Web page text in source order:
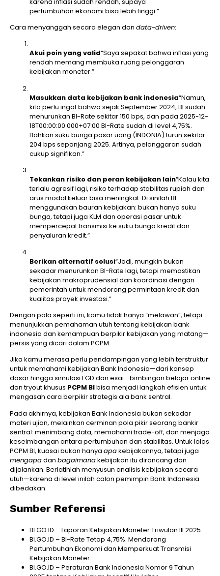
pertumbuhan ekonomi bisa lebih tinggi.”
Cara menyanggah secara elegan dan data-driven:
Akui poin yang valid“Saya sepakat bahwa inflasi yang
rendah memang membuka ruang pelonggaran
kebijakan moneter.”
Masukkan data kebijakan bank indonesia“Namun,
kita perlu ingat bahwa sejak September 2024, BI sudah
menurunkan BI-Rate sekitar 150 bps, dan pada 2025-12-
18T00:00:00.000+07:00 BI-Rate sudah di level 4,75%.
Bahkan suku bunga pasar uang (INDONIA) turun sekitar
204 bps sepanjang 2025. Artinya, pelonggaran sudah
cukup signifikan.”
Tekankan risiko dan peran kebijakan lain“Kalau kita
terlalu agresif lagi, risiko terhadap stabilitas rupiah dan
arus modal keluar bisa meningkat. Di sinilah BI
menggunakan bauran kebijakan: bukan hanya suku
bunga, tetapi juga KLM dan operasi pasar untuk
mempercepat transmisi ke suku bunga kredit dan
penyaluran kredit.”
Berikan alternatif solusi“Jadi, mungkin bukan
sekadar menurunkan BI-Rate lagi, tetapi memastikan
kebijakan makroprudensial dan koordinasi dengan
pemerintah untuk mendorong permintaan kredit dan
kualitas proyek investasi.”
Dengan pola seperti ini, kamu tidak hanya “melawan”, tetapi
menunjukkan pemahaman utuh tentang kebijakan bank
indonesia dan kemampuan berpikir kebijakan yang matang—
persis yang dicari dalam PCPM.
Jika kamu merasa perlu pendampingan yang lebih terstruktur
untuk memahami kebijakan Bank Indonesia—dari konsep
dasar hingga simulasi FGD dan esai—bimbingan belajar online
dan tryout khusus PCPM BIbisa menjadi langkah efisien untuk
mengasah cara berpikir strategis ala bank sentral.
Pada akhirnya, kebijakan Bank Indonesia bukan sekadar
materi ujian, melainkan cerminan pola pikir seorang bankir
sentral: menimbang data, memahami trade-off, dan menjaga
keseimbangan antara pertumbuhan dan stabilitas. Untuk lolos
PCPM BI, kuasai bukan hanya apakebijakannya, tetapi juga
mengapadan bagaimanakebijakan itu dirancang dan
dijalankan. Berlatihlah menyusun analisis kebijakan secara
utuh—karena di level inilah calon pemimpin Bank Indonesia
dibedakan.
Sumber Referensi
BI.GO.ID – Laporan Kebijakan Moneter Triwulan III 2025
BI.GO.ID – BI-Rate Tetap 4,75%: Mendorong
Pertumbuhan Ekonomi dan Memperkuat Transmisi
Kebijakan Moneter
BI.GO.ID – Peraturan Bank Indonesia Nomor 9 Tahun